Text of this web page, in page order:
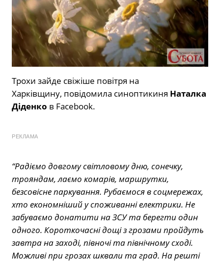
Трохи зайде свіжіше повітря на
Харківщину, повідомила синоптикиня Наталка
Діденко в Facebook.
РЕКЛАМА
“Радіємо довгому світловому дню, сонечку,
трояндам, лаємо комарів, маршрутки,
безсовісне паркування. Рубаємося в соцмережах,
хто економніший у споживанні електрики. Не
забуваємо донатити на ЗСУ та берегти один
одного. Короткочасні дощі з грозами пройдуть
завтра на заході, півночі та північному сході.
Можливі при грозах шквали та град. На решті